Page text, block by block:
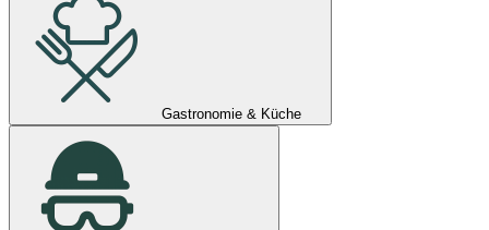
Gastronomie & Küche